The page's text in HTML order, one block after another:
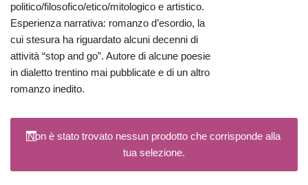
politico/filosofico/etico/mitologico e artistico.
Esperienza narrativa: romanzo d’esordio, la
cui stesura ha riguardato alcuni decenni di
attività “stop and go”. Autore di alcune poesie
in dialetto trentino mai pubblicate e di un altro
romanzo inedito.
Non è stato trovato nessun prodotto che corrisponde alla
tua selezione.